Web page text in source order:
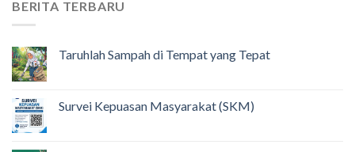
BERITA TERBARU
Taruhlah Sampah di Tempat yang Tepat
Survei Kepuasan Masyarakat (SKM)